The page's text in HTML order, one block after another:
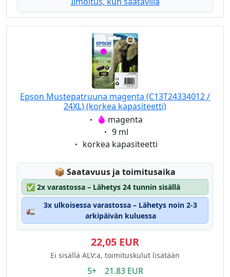
Epson Mustepatruuna magenta (C13T24334012 /
24XL) (korkea kapasiteetti)
Eigenschaft:
magenta
Eigenschaft:
9 ml
Eigenschaft:
korkea kapasiteetti
📦 Lagerstatus:
Saatavuus ja toimitusaika
✅ 2x varastossa – Lähetys 24 tunnin sisällä
🚛
3x ulkoisessa varastossa – Lähetys noin 2-3
arkipäivän kuluessa
22,05 EUR
Ei sisällä ALV:a, toimituskulut lisätään
5+ 21.83 EUR